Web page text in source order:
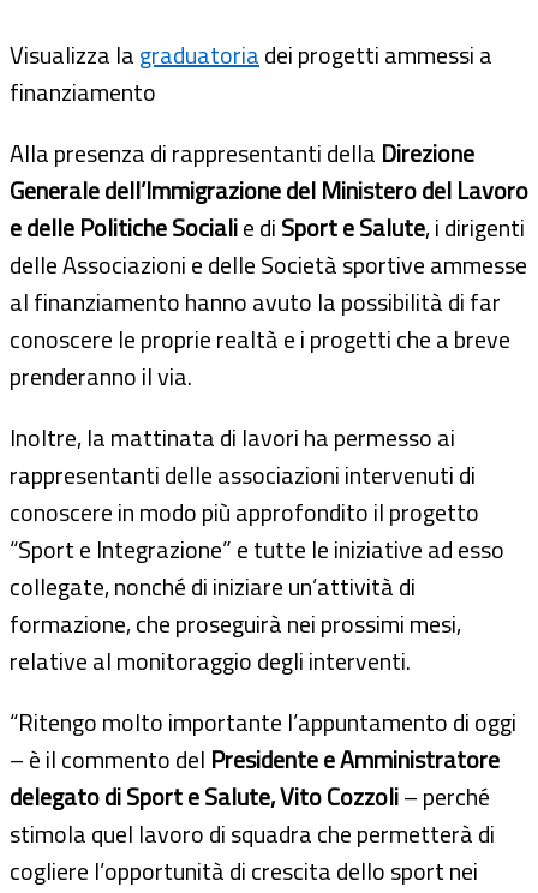
Visualizza lagraduatoriadei progetti ammessi a
finanziamento
Alla presenza di rappresentanti della Direzione
Generale dell’Immigrazione del Ministero del Lavoro
e delle Politiche Socialie diSport e Salute, i dirigenti
delle Associazioni e delle Società sportive ammesse
al finanziamento hanno avuto la possibilità di far
conoscere le proprie realtà e i progetti che a breve
prenderanno il via.
Inoltre, la mattinata di lavori ha permesso ai
rappresentanti delle associazioni intervenuti di
conoscere in modo più approfondito il progetto
“Sport e Integrazione” e tutte le iniziative ad esso
collegate, nonché di iniziare un’attività di
formazione, che proseguirà nei prossimi mesi,
relative al monitoraggio degli interventi.
“Ritengo molto importante l’appuntamento di oggi
– è il commento del Presidente e Amministratore
delegato di Sport e Salute, Vito Cozzoli– perché
stimola quel lavoro di squadra che permetterà di
cogliere l’opportunità di crescita dello sport nei